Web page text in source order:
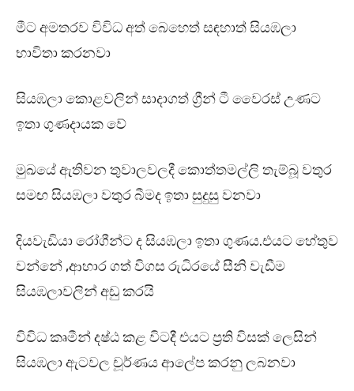
මීට අමතරව විවිධ අත් බෙහෙත් සඳහාත් සියඹලා
භාවිතා කරනවා
සියඹලා කොළවලින් සාදාගත් ග්‍රීන් ටී වෛරස් උණට
ඉතා ගුණදායක වේ
මුඛයේ ඇතිවන තුවාලවලදී කොත්තමල්ලි තැම්බූ වතුර
සමඟ සියඹලා වතුර බීමද ඉතා සුදුසු වනවා
දියවැඩියා රෝගීන්ට ද සියඹලා ඉතා ගුණය.එයට හේතුව
වන්නේ ,ආහාර ගත් විගස රුධිරයේ සීනි වැඩීම
සියඹලාවලින් අඩු කරයි
විවිධ කෘමීන් දෂ්ඨ කළ විටදී එයට ප්‍රති විසක් ලෙසින්
සියඹලා ඇටවල චූර්ණය ආලේප කරනු ලබනවා